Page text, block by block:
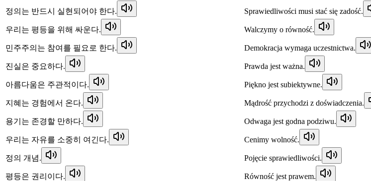
정의는 반드시 실현되어야 한다. Sprawiedliwości musi stać się zadość.
우리는 평등을 위해 싸운다. Walczymy o równość.
민주주의는 참여를 필요로 한다. Demokracja wymaga uczestnictwa.
진실은 중요하다. Prawda jest ważna.
아름다움은 주관적이다. Piękno jest subiektywne.
지혜는 경험에서 온다. Mądrość przychodzi z doświadczenia.
용기는 존경할 만하다. Odwaga jest godna podziwu.
우리는 자유를 소중히 여긴다. Cenimy wolność.
정의 개념. Pojęcie sprawiedliwości.
평등은 권리이다. Równość jest prawem.